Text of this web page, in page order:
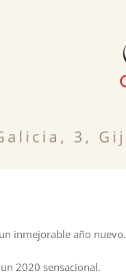
inmejorable año nuevo.
2020 sensacional.